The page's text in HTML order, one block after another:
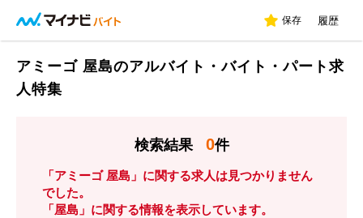
保存 履歴
アミーゴ 屋島のアルバイト・バイト・パート求
人特集
検索結果 0件
「アミーゴ 屋島」に関する求人は見つかりません
でした。
「屋島」に関する情報を表示しています。